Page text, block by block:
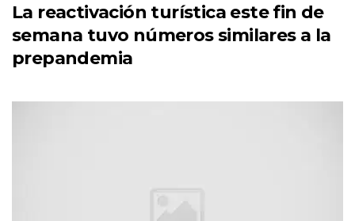
La reactivación turística este fin de
semana tuvo números similares a la
prepandemia